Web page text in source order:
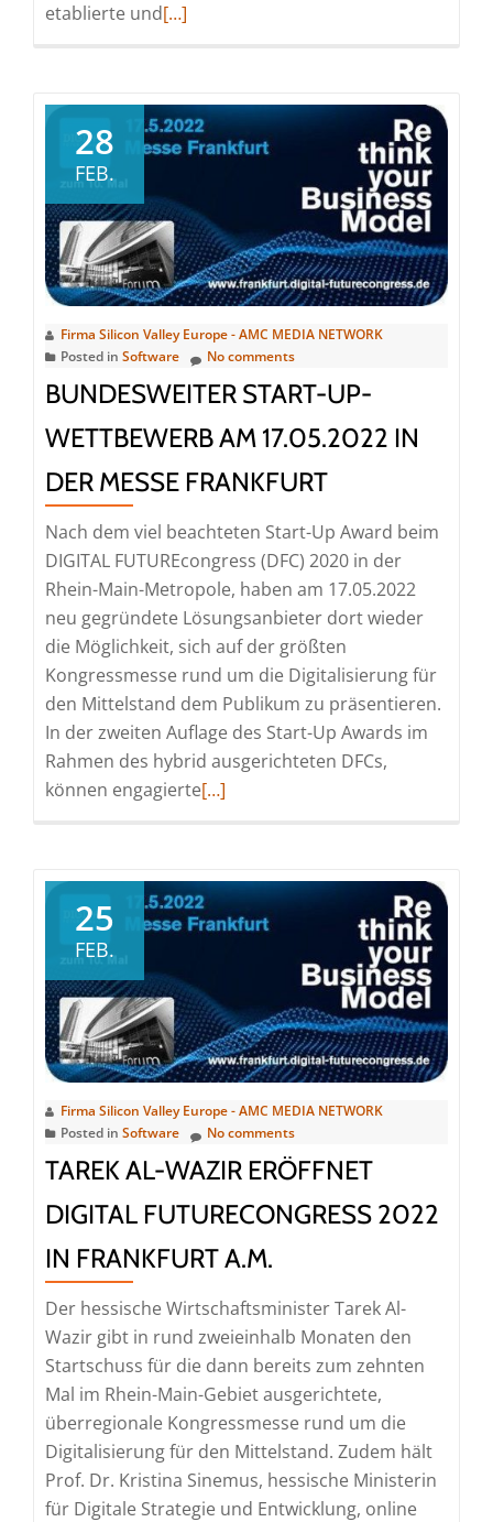
etablierte undRead
FUTUREcongress
(DFC)
zwei
Jahren
Pause
wieder
vor
Ort
in
a.M.
[…]
28
FEB.
Firma Silicon Valley Europe - AMC MEDIA NETWORK
Posted in Software No comments
BUNDESWEITER START-UP-
WETTBEWERB AM 17.05.2022 IN
DER MESSE FRANKFURT
Nach dem viel beachteten Start-Up Award beim
DIGITAL FUTUREcongress (DFC) 2020 in der
Rhein-Main-Metropole, haben am 17.05.2022
neu gegründete Lösungsanbieter dort wieder
die Möglichkeit, sich auf der größten
Kongressmesse rund um die Digitalisierung für
den Mittelstand dem Publikum zu präsentieren.
In der zweiten Auflage des Start-Up Awards im
Rahmen des hybrid ausgerichteten DFCs,
können engagierteRead
Start-
up-
Wettbewerb
am
17.05.2022
in
der
Messe
Frankfurt
[…]
25
FEB.
Firma Silicon Valley Europe - AMC MEDIA NETWORK
Posted in Software No comments
TAREK AL-WAZIR ERÖFFNET
DIGITAL FUTURECONGRESS 2022
IN FRANKFURT A.M.
Der hessische Wirtschaftsminister Tarek Al-
Wazir gibt in rund zweieinhalb Monaten den
Startschuss für die dann bereits zum zehnten
Mal im Rhein-Main-Gebiet ausgerichtete,
überregionale Kongressmesse rund um die
Digitalisierung für den Mittelstand. Zudem hält
Prof. Dr. Kristina Sinemus, hessische Ministerin
für Digitale Strategie und Entwicklung, online